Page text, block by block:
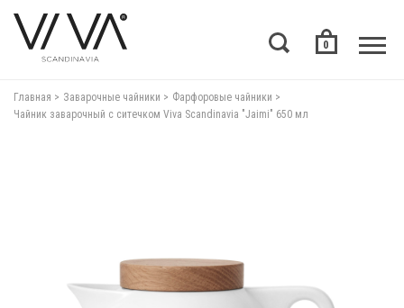
0
Главная Заварочные чайники
Фарфоровые чайники
Чайник заварочный с ситечком Viva Scandinavia "Jaimi" 650 мл